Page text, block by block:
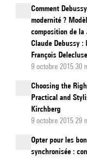
Comment
modernité ?
composition de la
Claude Debussy :
François Delecluse
9 octobre 2015 30
Choosing the
Practical and
Kirchberg
9 octobre 2015 29
Opter pour les
synchronisée :